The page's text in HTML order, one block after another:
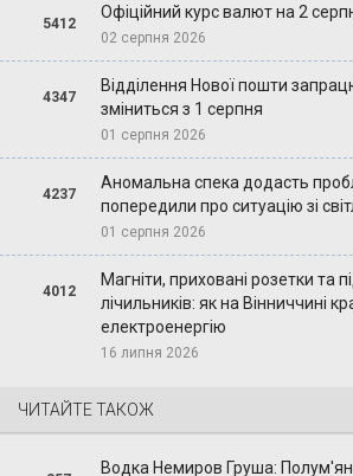
5412
Офіційний курс валют на 2
02 серпня 2026
4347
Відділення Нової пошти
зміниться з 1 серпня
01 серпня 2026
4237
Аномальна спека додасть
попередили про ситуацію зі
01 серпня 2026
4012
Магніти, приховані розетки та
лічильників: як на Вінниччині
електроенергію
16 липня 2026
ЧИТАЙТЕ ТАКОЖ
Водка Немиров Груша: